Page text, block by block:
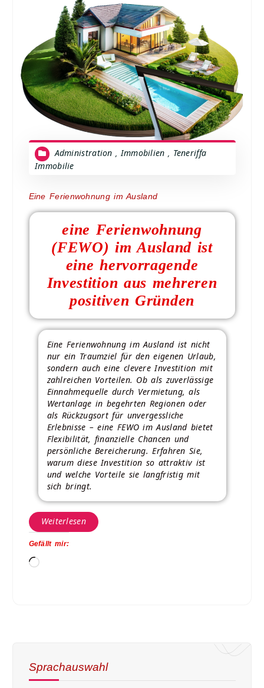
Administration ,Immobilien , Teneriffa
Immobilie
Eine Ferienwohnung im Ausland
eine Ferienwohnung
(FEWO) im Ausland ist
eine hervorragende
Investition aus mehreren
positiven Gründen
Eine Ferienwohnung im Ausland ist nicht
nur ein Traumziel für den eigenen Urlaub,
sondern auch eine clevere Investition mit
zahlreichen Vorteilen. Ob als zuverlässige
Einnahmequelle durch Vermietung, als
Wertanlage in begehrten Regionen oder
als Rückzugsort für unvergessliche
Erlebnisse – eine FEWO im Ausland bietet
Flexibilität, finanzielle Chancen und
persönliche Bereicherung. Erfahren Sie,
warum diese Investition so attraktiv ist
und welche Vorteile sie langfristig mit
sich bringt.
Weiterlesen
Gefällt mir:
Sprachauswahl